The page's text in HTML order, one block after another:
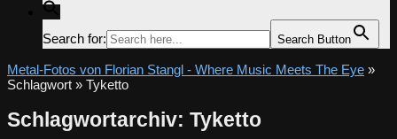
Search for: Search Button
Metal-Fotos von Florian Stangl - Where Music Meets The Eye »
Schlagwort » Tyketto
Schlagwortarchiv: Tyketto